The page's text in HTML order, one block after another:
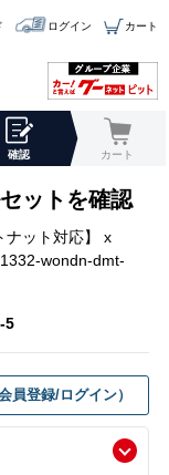
ログイン カート
確認 カート
ットを確認
ナット対応】 x
wondn-dmt-
5
員登録/ログイン）